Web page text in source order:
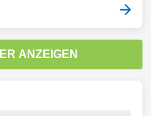
ANZEIGEN